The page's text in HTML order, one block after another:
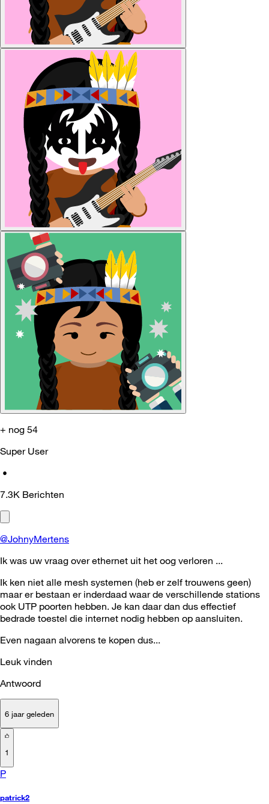
+ nog 54
Super User
•
7.3K Berichten
@JohnyMertens
Ik was uw vraag over ethernet uit het oog verloren ...
Ik ken niet alle mesh systemen (heb er zelf trouwens geen)
maar er bestaan er inderdaad waar de verschillende stations
ook UTP poorten hebben. Je kan daar dan dus effectief
bedrade toestel die internet nodig hebben op aansluiten.
Even nagaan alvorens te kopen dus...
Leuk vinden
Antwoord
6 jaar geleden
1
P
patrick2